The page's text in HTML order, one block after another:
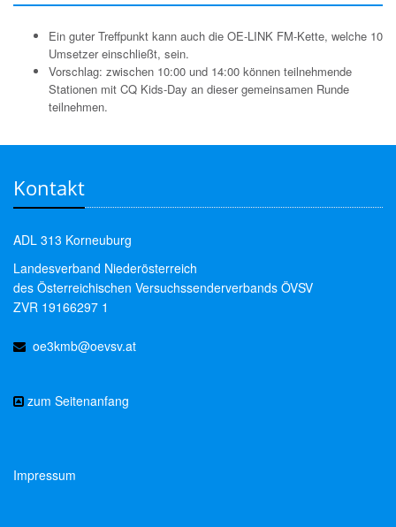
Ein guter Treffpunkt kann auch die OE-LINK FM-Kette, welche 10
Umsetzer einschließt, sein.
Vorschlag: zwischen 10:00 und 14:00 können teilnehmende
Stationen mit CQ Kids-Day an dieser gemeinsamen Runde
teilnehmen.
Kontakt
ADL 313 Korneuburg
Landesverband Niederösterreich
des Österreichischen Versuchssenderverbands ÖVSV
ZVR 19166297 1
oe3kmb@oevsv.at
zum Seitenanfang
Impressum